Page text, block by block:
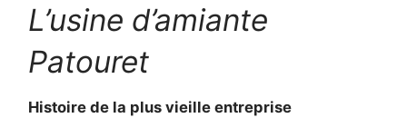
L’usine d’amiante
Patouret
Histoire de la plus vieille entreprise